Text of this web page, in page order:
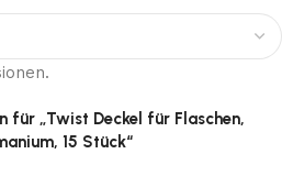
für „Twist Deckel für Flaschen,
15 Stück“